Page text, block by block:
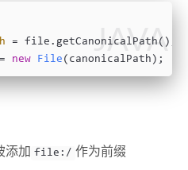
JAVA
= file.getCanonicalPath();
= new File (canonicalPath);
添加 file:/ 作为前缀